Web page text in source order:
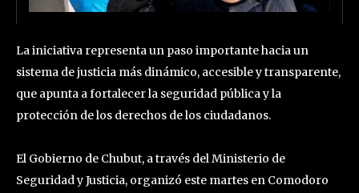
La iniciativa representa un paso importante hacia un
sistema de justicia más dinámico, accesible y transparente,
que apunta a fortalecer la seguridad pública y la
protección de los derechos de los ciudadanos.
El Gobierno de Chubut, a través del Ministerio de
Seguridad y Justicia, organizó este martes en Comodoro